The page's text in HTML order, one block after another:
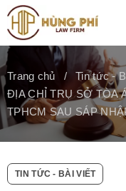
Trang chủ
Tin tức -
ĐỊA CHỈ TRỤ SỞ TÒA
TPHCM SAU SÁP
TIN TỨC - BÀI VIẾT